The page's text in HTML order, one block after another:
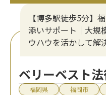
【博多駅徒歩5分】
添いサポート｜大規
ウハウを活かして解
ベリーベスト
福岡県 福岡市